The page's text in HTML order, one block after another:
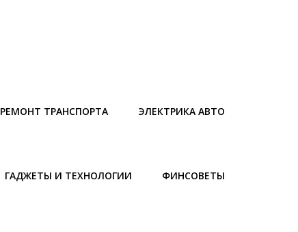
РЕМОНТ ТРАНСПОРТА ЭЛЕКТРИКА АВТО
ГАДЖЕТЫ И ТЕХНОЛОГИИ ФИНСОВЕТЫ